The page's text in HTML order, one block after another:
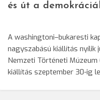
és út a
A washingtoni–bukaresti
nagyszabású kiállítás nyílik
Nemzeti Történeti
kiállítás szeptember 30-ig